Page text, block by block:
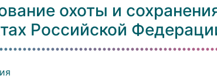
охоты и
Российской